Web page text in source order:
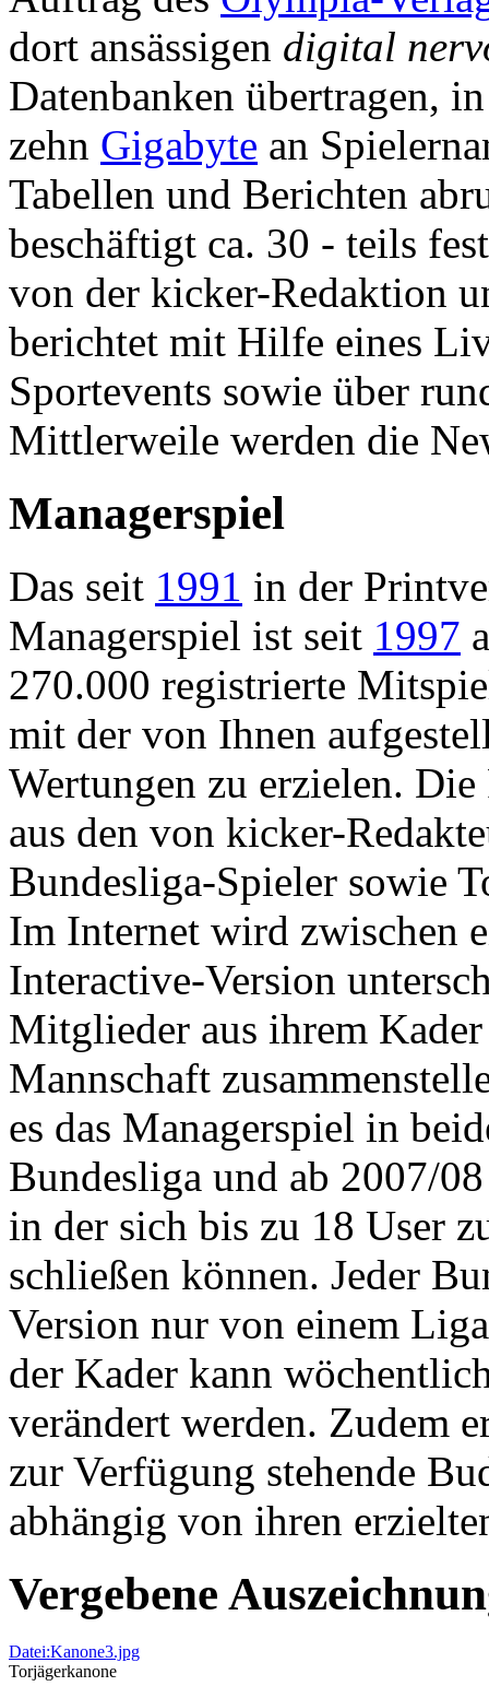
dort ansässigen digital
Datenbanken übertragen,
zehn Gigabyte an
Tabellen und Berichten
beschäftigt ca. 30 - teils
von der kicker-Redaktion
berichtet mit Hilfe eines
Sportevents sowie über
Mittlerweile werden die
Managerspiel
Das seit 1991 in der
Managerspiel ist seit 1997
270.000 registrierte
mit der von Ihnen
Wertungen zu erzielen.
aus den von kicker-
Bundesliga-Spieler sowie
Im Internet wird zwischen
Interactive-Version
Mitglieder aus ihrem
Mannschaft
es das Managerspiel in
Bundesliga und ab 2007/
in der sich bis zu 18 User
schließen können. Jeder
Version nur von einem
der Kader kann
verändert werden. Zudem
zur Verfügung stehende
abhängig von ihren
Vergebene
Datei:Kanone3.jpg
Torjägerkanone